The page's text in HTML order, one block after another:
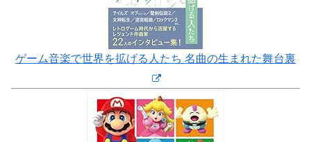
ゲーム音楽で世界を拡げる人たち 名曲の生まれた舞台裏